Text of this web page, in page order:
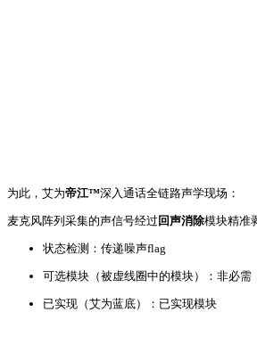
为此，艾为帝江™深入通话全链路声学现场：
麦克风阵列采集的声信号经过回声消除模块精准
状态检测：传递噪声flag
可选模块（被虚线圈中的模块）：非必需
已实现（艾为蓝底）：已实现模块